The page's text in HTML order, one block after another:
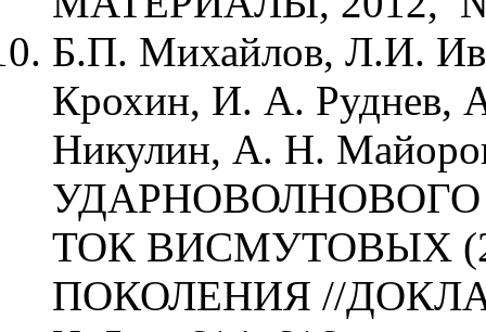
Б.П. Михайлов, Л.И.
Крохин, И. А. Руднев,
Никулин, А. Н.
ТОК ВИСМУТОВЫХ
ПОКОЛЕНИЯ //